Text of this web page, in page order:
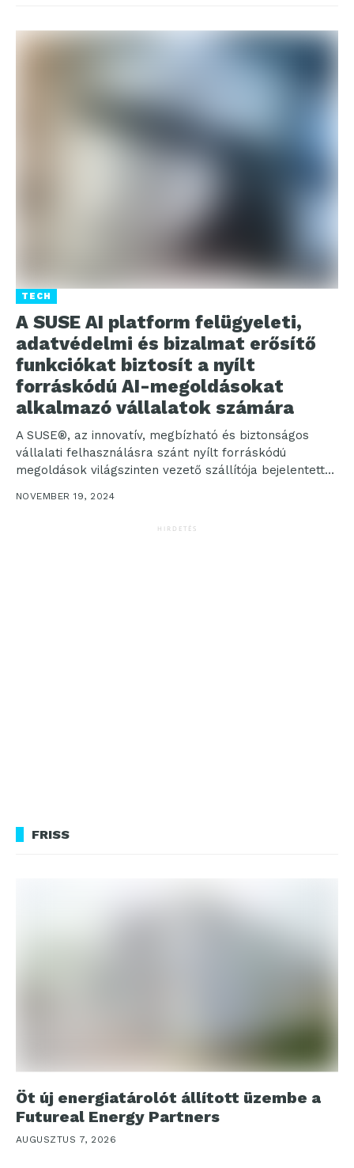
TECH
A SUSE AI platform felügyeleti,
adatvédelmi és bizalmat erősítő
funkciókat biztosít a nyílt
forráskódú AI-megoldásokat
alkalmazó vállalatok számára
A SUSE®, az innovatív, megbízható és biztonságos
vállalati felhasználásra szánt nyílt forráskódú
megoldások világszinten vezető szállítója bejelentette,
NOVEMBER 19, 2024
HIRDETÉS
FRISS
Öt új energiatárolót állított üzembe a
Futureal Energy Partners
AUGUSZTUS 7, 2026